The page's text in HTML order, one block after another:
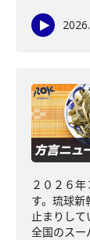
２０２６
す。琉球新
止まりし
全国のスー